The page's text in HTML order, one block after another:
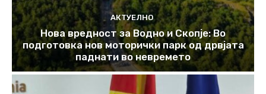
АКТУЕЛНО
Нова вредност за Водно и Скопје: Во
подготовка нов моторички парк од дрвјата
паднати во невремето